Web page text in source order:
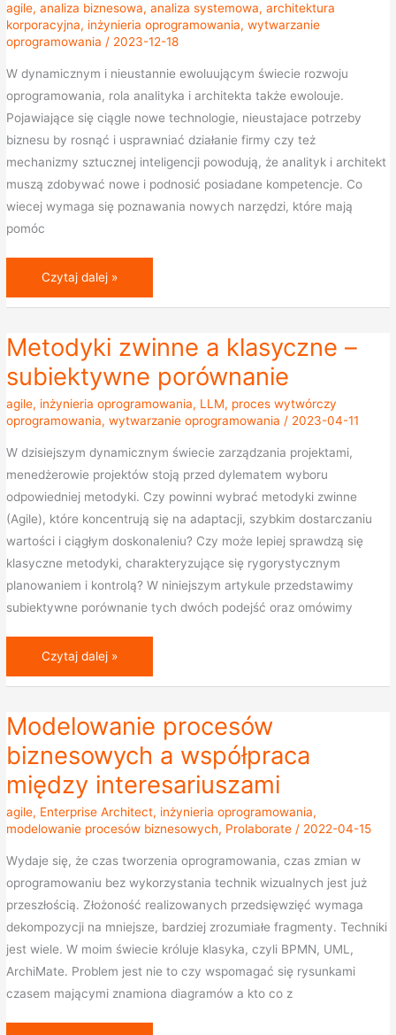
agile,analiza biznesowa,analiza systemowa,architektura
korporacyjna, inżynieria oprogramowania,wytwarzanie
oprogramowania / 2023-12-18
W dynamicznym i nieustannie ewoluującym świecie rozwoju
oprogramowania, rola analityka i architekta także ewolouje.
Pojawiające się ciągle nowe technologie, nieustajace potrzeby
biznesu by rosnąć i usprawniać działanie firmy czy też
mechanizmy sztucznej inteligencji powodują, że analityk i architekt
muszą zdobywać nowe i podnosić posiadane kompetencje. Co
wiecej wymaga się poznawania nowych narzędzi, które mają
pomóc
i
Architekta
Czytaj dalej »
Metodyki zwinne a klasyczne –
subiektywne porównanie
agile, inżynieria oprogramowania, LLM, proces wytwórczy
oprogramowania,wytwarzanie oprogramowania / 2023-04-11
W dzisiejszym dynamicznym świecie zarządzania projektami,
menedżerowie projektów stoją przed dylematem wyboru
odpowiedniej metodyki. Czy powinni wybrać metodyki zwinne
(Agile), które koncentrują się na adaptacji, szybkim dostarczaniu
wartości i ciągłym doskonaleniu? Czy może lepiej sprawdzą się
klasyczne metodyki, charakteryzujące się rygorystycznym
planowaniem i kontrolą? W niniejszym artykule przedstawimy
subiektywne porównanie tych dwóch podejść oraz omówimy
Metodyki
zwinne
a
klasyczne
subiektywne
porównanie
Czytaj dalej »
Modelowanie procesów
biznesowych a współpraca
między interesariuszami
agile, Enterprise Architect, inżynieria oprogramowania,
modelowanie procesów biznesowych, Prolaborate / 2022-04-15
Wydaje się, że czas tworzenia oprogramowania, czas zmian w
oprogramowaniu bez wykorzystania technik wizualnych jest już
przeszłością. Złożoność realizowanych przedsięwzięć wymaga
dekompozycji na mniejsze, bardziej zrozumiałe fragmenty. Techniki
jest wiele. W moim świecie króluje klasyka, czyli BPMN, UML,
ArchiMate. Problem jest nie to czy wspomagać się rysunkami
czasem mającymi znamiona diagramów a kto co z
Modelowanie
biznesowych
a
współpraca
między
interesariuszami